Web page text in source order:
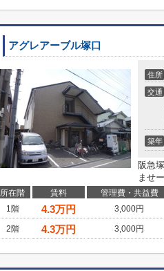
アグレアーブル塚口
住所
交通
築年
阪急
ませー
所在階 賃料 管理費・共益費
1階
4.3万円 3,000円
2階
4.3万円 3,000円